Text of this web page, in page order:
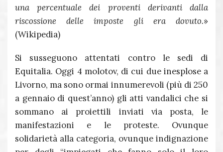
una percentuale dei proventi derivanti dalla
riscossione delle imposte gli era dovuto.»
(Wikipedia)
Si susseguono attentati contro le sedi di
Equitalia. Oggi 4 molotov, di cui due inesplose a
Livorno, ma sono ormai innumerevoli (più di 250
a gennaio di quest’anno) gli atti vandalici che si
sommano ai proiettili inviati via posta, le
manifestazioni e le proteste. Ovunque
solidarietà alla categoria, ovunque indignazione